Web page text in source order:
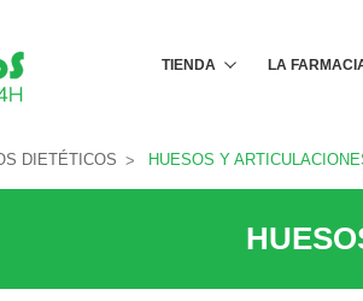
TIENDA LA
DIETÉTICOS HUESOS Y